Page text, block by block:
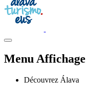
Menu Affichage
Découvrez Álava